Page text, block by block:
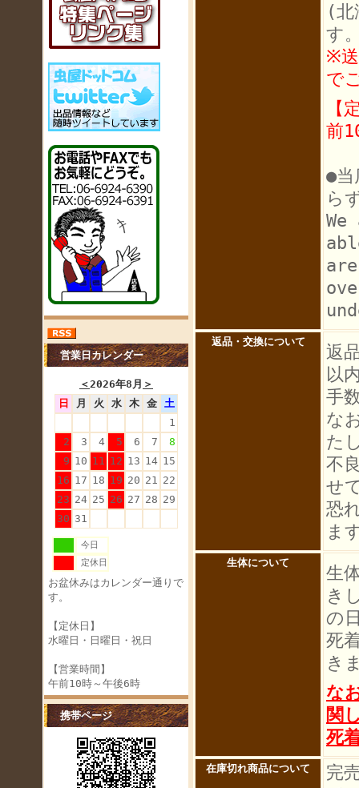
営業日カレンダー
＜2026年8月 ＞
日
月 火 水 木 金
土
1
2
3 4 5 6 7
8
9 10 11 12 13 14 15
16 17 18 19 20 21 22
23 24 25 26 27 28 29
30 31
今日
定休日
お盆休みはカレンダー通りで
す。
【定休日】
水曜日・日曜日・祝日
【営業時間】
午前10時～午後6時
携帯ページ
(北
す
※
で
【
前
●当
ら
返品・交換について
返
以
手
な
た
不
せ
恐
ま
生体について
生
き
の
死
き
な
関
死
在庫切れ商品について
完